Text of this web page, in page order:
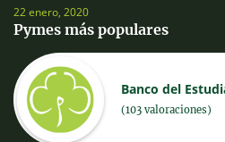
22 enero, 2020
Pymes más populares
Banco del
(103 valoraciones)